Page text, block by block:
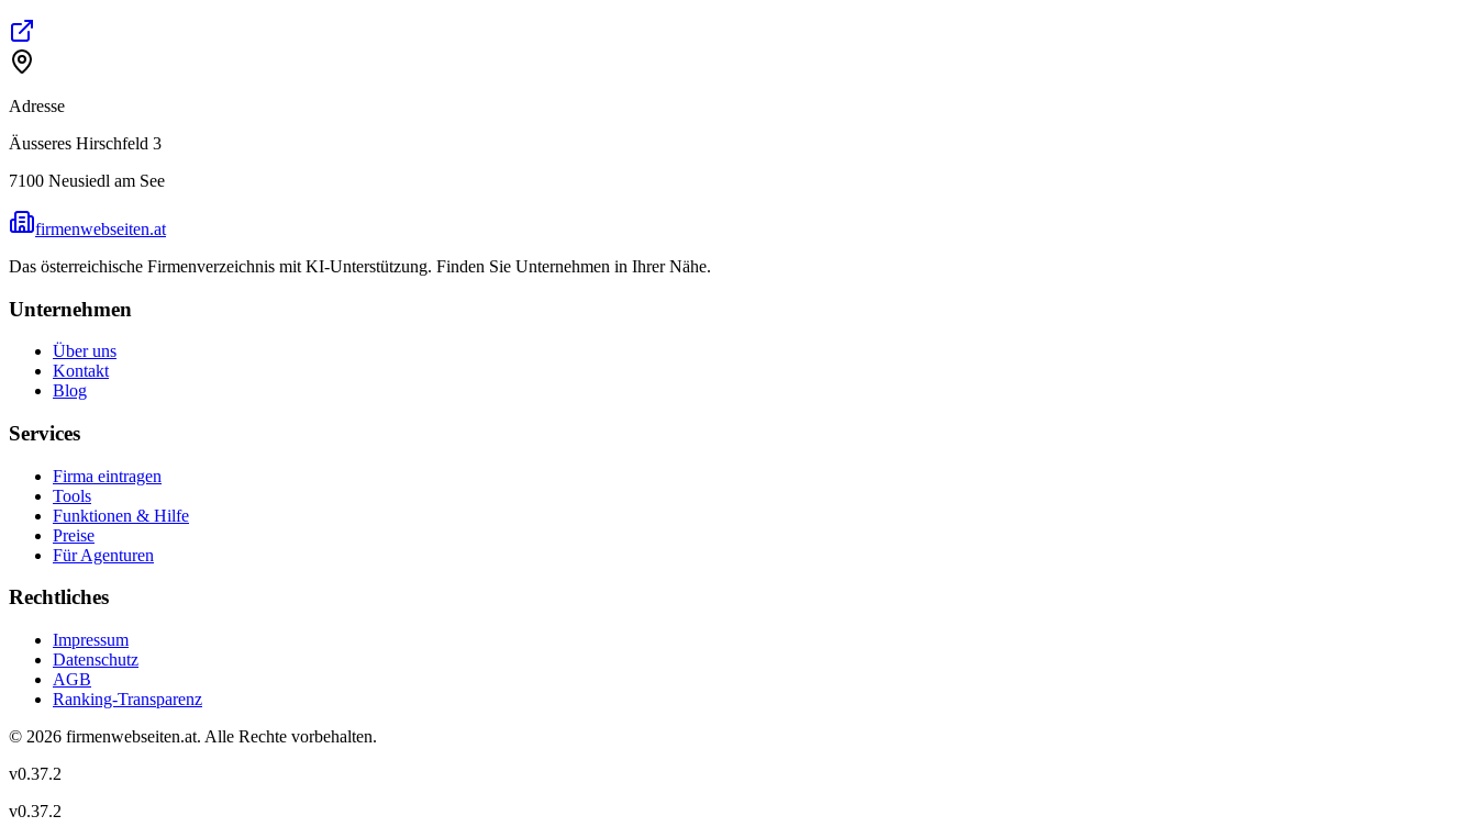
Adresse
Äusseres Hirschfeld 3
7100 Neusiedl am See
firmenwebseiten.at
Das österreichische Firmenverzeichnis mit KI-Unterstützung. Finden Sie Unternehmen in Ihrer Nähe.
Unternehmen
Über uns
Kontakt
Blog
Services
Firma eintragen
Tools
Funktionen & Hilfe
Preise
Für Agenturen
Rechtliches
Impressum
Datenschutz
AGB
Ranking-Transparenz
© 2026 firmenwebseiten.at. Alle Rechte vorbehalten.
v0.37.2
v0.37.2